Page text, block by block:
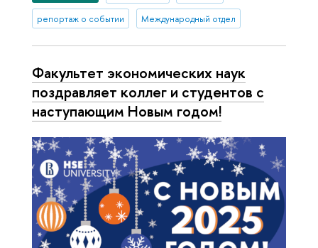
репортаж о событии Международный отдел
Факультет экономических наук
поздравляет коллег и студентов с
наступающим Новым годом!